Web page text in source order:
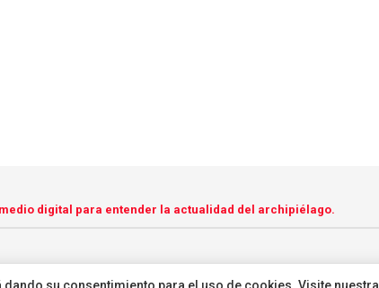
digital para entender la actualidad del archipiélago.